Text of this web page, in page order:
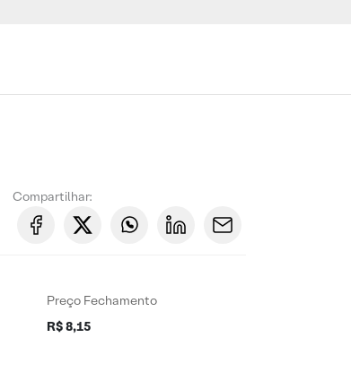
Compartilhar:
Preço Fechamento
R$ 8,15